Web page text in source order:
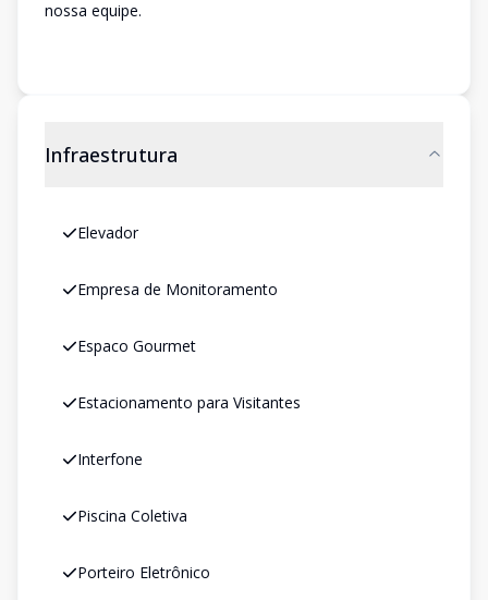
nossa equipe.
Infraestrutura
Elevador
Empresa de Monitoramento
Espaco Gourmet
Estacionamento para Visitantes
Interfone
Piscina Coletiva
Porteiro Eletrônico